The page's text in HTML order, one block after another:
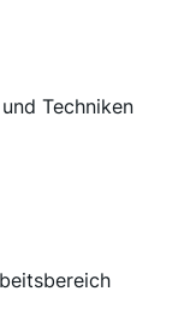
Techniken